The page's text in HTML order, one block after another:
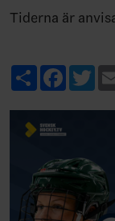
Tiderna är
Share